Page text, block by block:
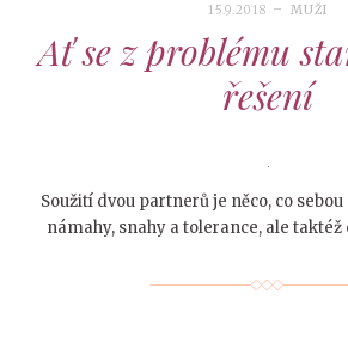
15.9.2018 MUŽI
Ať se z problému
řešení
Soužití dvou partnerů je něco, co
námahy, snahy a tolerance, ale